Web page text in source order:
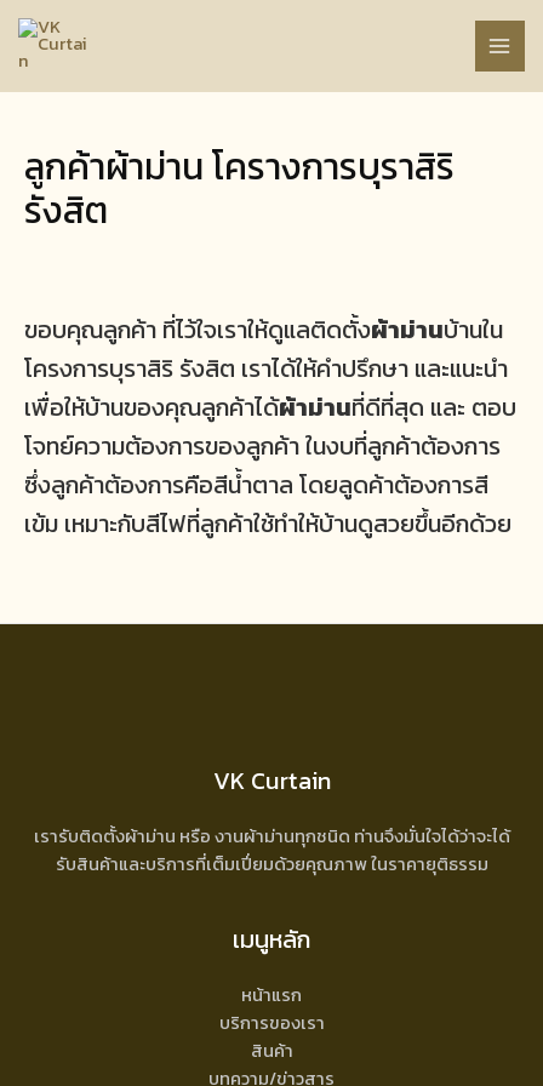
Skip
content
ลูกค้าผ้าม่าน โครางการบุราสิริ
รังสิต
ขอบคุณลูกค้า ที่ไว้ใจเราให้ดูแลติดตั้งผ้าม่านบ้านใน
โครงการบุราสิริ รังสิต เราได้ให้คำปรึกษา และแนะนำ
เพื่อให้บ้านของคุณลูกค้าได้ผ้าม่านที่ดีที่สุด และ ตอบ
โจทย์ความต้องการของลูกค้า ในงบที่ลูกค้าต้องการ
ซึ่งลูกค้าต้องการคือสีน้ำตาล โดยลูดค้าต้องการสี
เข้ม เหมาะกับสีไฟที่ลูกค้าใช้ทำให้บ้านดูสวยขึ้นอีกด้วย
VK Curtain
เรารับติดตั้งผ้าม่าน หรือ งานผ้าม่านทุกชนิด ท่านจึงมั่นใจได้ว่าจะได้
รับสินค้าและบริการที่เต็มเปี่ยมด้วยคุณภาพ ในราคายุติธรรม
เมนูหลัก
หน้าแรก
บริการของเรา
สินค้า
บทความ/ข่าวสาร